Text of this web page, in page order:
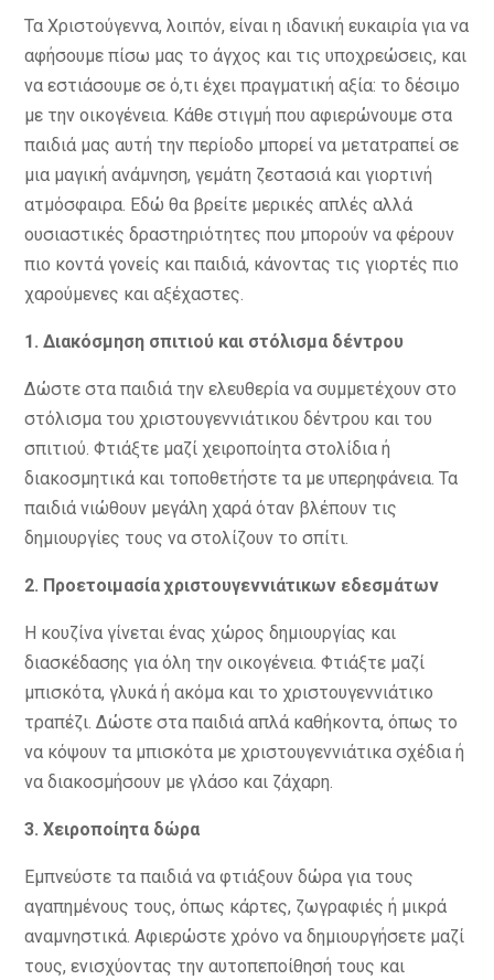
Τα Χριστούγεννα, λοιπόν, είναι η ιδανική ευκαιρία για να
αφήσουμε πίσω μας το άγχος και τις υποχρεώσεις, και
να εστιάσουμε σε ό,τι έχει πραγματική αξία: το δέσιμο
με την οικογένεια. Κάθε στιγμή που αφιερώνουμε στα
παιδιά μας αυτή την περίοδο μπορεί να μετατραπεί σε
μια μαγική ανάμνηση, γεμάτη ζεστασιά και γιορτινή
ατμόσφαιρα. Εδώ θα βρείτε μερικές απλές αλλά
ουσιαστικές δραστηριότητες που μπορούν να φέρουν
πιο κοντά γονείς και παιδιά, κάνοντας τις γιορτές πιο
χαρούμενες και αξέχαστες.
1. Διακόσμηση σπιτιού και στόλισμα δέντρου
Δώστε στα παιδιά την ελευθερία να συμμετέχουν στο
στόλισμα του χριστουγεννιάτικου δέντρου και του
σπιτιού. Φτιάξτε μαζί χειροποίητα στολίδια ή
διακοσμητικά και τοποθετήστε τα με υπερηφάνεια. Τα
παιδιά νιώθουν μεγάλη χαρά όταν βλέπουν τις
δημιουργίες τους να στολίζουν το σπίτι.
2. Προετοιμασίαχριστουγεννιάτικων εδεσμάτων
Η κουζίνα γίνεται ένας χώρος δημιουργίας και
διασκέδασης για όλη την οικογένεια. Φτιάξτε μαζί
μπισκότα, γλυκά ή ακόμα και το χριστουγεννιάτικο
τραπέζι. Δώστε στα παιδιά απλά καθήκοντα, όπως το
να κόψουν τα μπισκότα με χριστουγεννιάτικα σχέδια ή
να διακοσμήσουν με γλάσο και ζάχαρη.
3. Χειροποίητα δώρα
Εμπνεύστε τα παιδιά να φτιάξουν δώρα για τους
αγαπημένους τους, όπως κάρτες, ζωγραφιές ή μικρά
αναμνηστικά. Αφιερώστε χρόνο να δημιουργήσετε μαζί
τους, ενισχύοντας την αυτοπεποίθησή τους και